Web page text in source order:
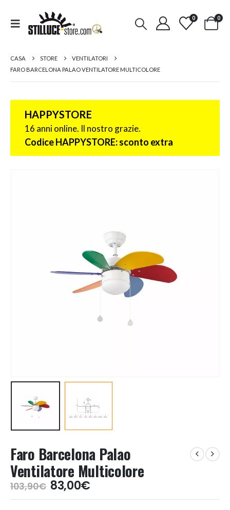
0 0
CASA STORE
VENTILATORI
FARO BARCELONA PALAO VENTILATORE MULTICOLORE
HAPPYSTORE
16 anni online. Il nostro grazie.
Codice HAPPYSTORE: sconto extra
Faro Barcelona Palao
Ventilatore Multicolore
103,90€ Il
prezzo
83,00€Il
prezzo